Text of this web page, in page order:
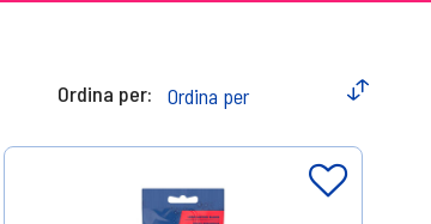
Ordina per: